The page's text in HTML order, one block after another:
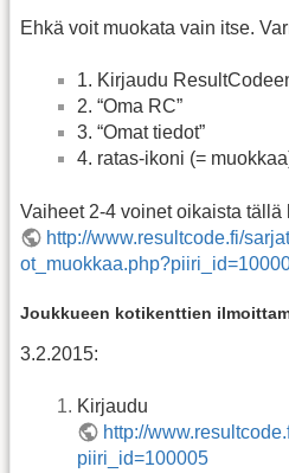
Ehkä voit muokata vain itse.
1. Kirjaudu
2. “Oma RC”
3. “Omat tiedot”
4. ratas-ikoni (=
Vaiheet 2-4 voinet oikaista tällä
http://www.resultcode.fi/
Joukkueen kotikenttien
3.2.2015:
Kirjaudu
http://
piiri_id=100005